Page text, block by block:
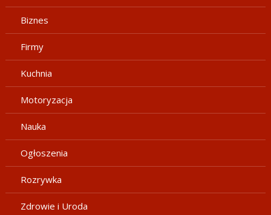
Biznes
Firmy
Kuchnia
Motoryzacja
Nauka
Ogłoszenia
Rozrywka
Zdrowie i Uroda